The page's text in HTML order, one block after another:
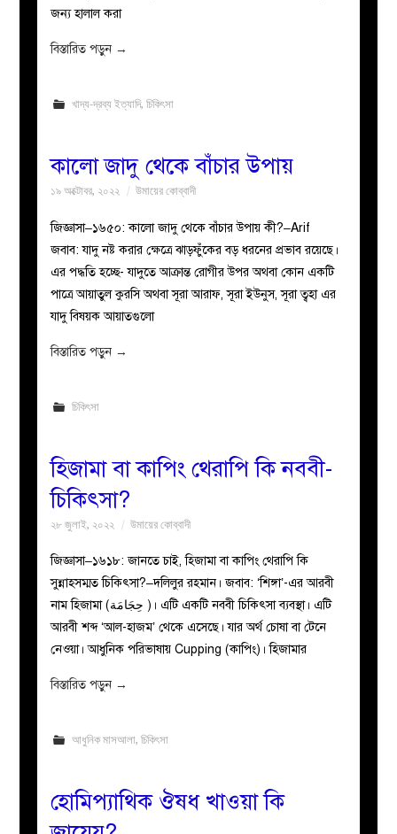
জন্য হালাল করা
বিস্তারিত পড়ুন →
খাদ্য-দ্রব্য ইত্যাদি, চিকিৎসা
কালো জাদু থেকে বাঁচার উপায় ‌
১৯ অক্টোবর, ২০২২ উমায়ের কোব্বাদী
জিজ্ঞাসা–১৬৫০: কালো জাদু থেকে বাঁচার উপায় ‌‌কী?–Arif
জবাব: যাদু নষ্ট করার ক্ষেত্রে ঝাড়ফুঁকের বড় ধরনের প্রভাব রয়েছে।
এর পদ্ধতি হচ্ছে- যাদুতে আক্রান্ত রোগীর উপর অথবা কোন একটি
পাত্রে আয়াতুল কুরসি অথবা সূরা আরাফ, সূরা ইউনুস, সূরা ত্বহা এর
যাদু বিষয়ক আয়াতগুলো
বিস্তারিত পড়ুন →
চিকিৎসা
হিজামা বা কাপিং থেরাপি কি নববী-
চিকিৎসা?
২৮ জুলাই, ২০২২ উমায়ের কোব্বাদী
জিজ্ঞাসা–১৬১৮: জানতে চাই, হিজামা বা কাপিং থেরাপি কি
সুন্নাহসম্মত চিকিৎসা?–দলিলুর রহমান। জবাব: ‘শিঙ্গা’-এর আরবী
নাম হিজামা (حِجَامَة )। এটি একটি নববী চিকিৎসা ব্যবস্থা। এটি
আরবী শব্দ ‘আল-হাজম’ থেকে এসেছে। যার অর্থ চোষা বা টেনে
নেওয়া। আধুনিক পরিভাষায় Cupping (কাপিং)। হিজামার
বিস্তারিত পড়ুন →
আধুনিক মাসআলা, চিকিৎসা
হোমিপ্যাথিক ঔষধ খাওয়া কি